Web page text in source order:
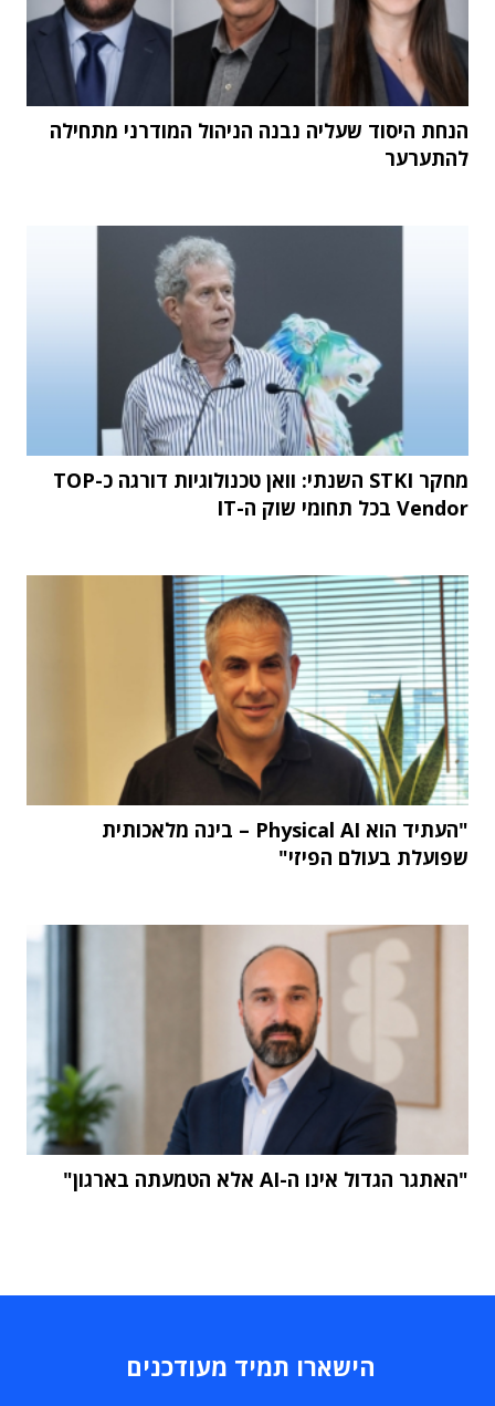
הנחת היסוד שעליה נבנה הניהול המודרני מתחילה
להתערער
מחקר STKI השנתי: וואן טכנולוגיות דורגה כ-TOP
Vendor בכל תחומי שוק ה-IT
"העתיד הוא Physical AI – בינה מלאכותית
שפועלת בעולם הפיזי"
"האתגר הגדול אינו ה-AI אלא הטמעתה בארגון"
הישארו תמיד מעודכנים